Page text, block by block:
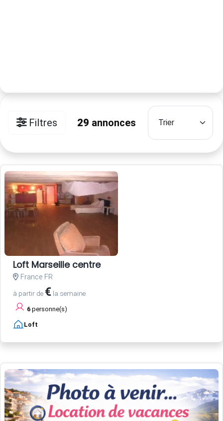
Filtres 29 annonces
Loft Marseille centre
France FR
à partir de € la semaine
6 personne(s)
Loft